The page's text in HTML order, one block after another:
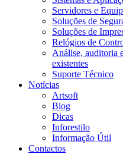
Servidores e
Soluções de
Soluções de
Relógios de
Análise, auditoria
existentes
Suporte Técnico
Notícias
Artsoft
Blog
Dicas
Inforestilo
Informação Útil
Contactos